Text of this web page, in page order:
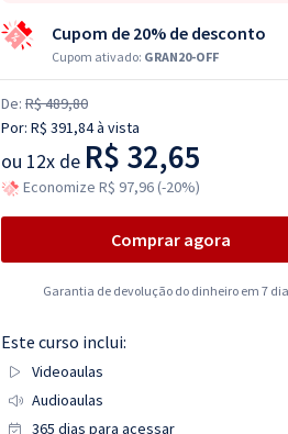
Cupom de 20% de desconto
Cupom ativado: GRAN20-OFF
De: R$ 489,80
Por: R$ 391,84à vista
ou 12x de R$ 32,65
Economize R$ 97,96 (-20%)
Comprar agora
Garantia de devolução do dinheiro em 7
Este curso inclui:
Videoaulas
Audioaulas
365 dias para acessar